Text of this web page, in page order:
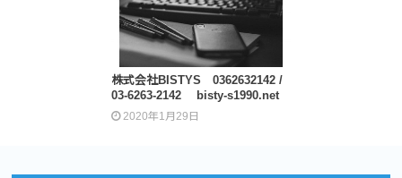
株式会社BISTYS 0362632142 /
03-6263-2142 bisty-s1990.net
2020年1月29日